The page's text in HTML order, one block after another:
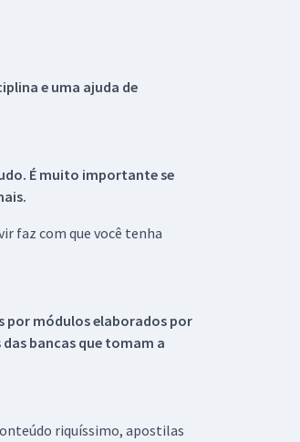
e uma ajuda de
É muito importante se
faz com que você tenha
por módulos elaborados por
bancas que tomam a
riquíssimo, apostilas